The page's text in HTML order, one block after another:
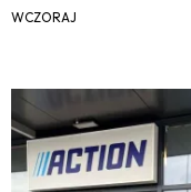
WCZORAJ